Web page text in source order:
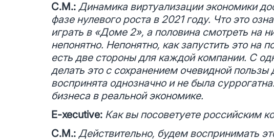
С.М.: Динамика виртуализации экономики
фазе нулевого роста в 2021 году. Что это
играть в «Доме 2», а половина смотреть на
непонятно. Непонятно, как запустить это на
есть две стороны для каждой компании. С
делать это с сохранением очевидной пользы
воспринята однозначно и не была
бизнеса в реальной экономике.
E-xecutive: Как вы посоветуете российским
С.М.: Действительно, будем воспринимать